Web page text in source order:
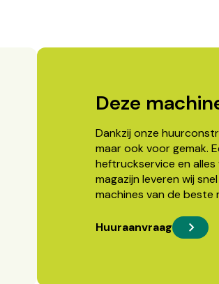
Deze
Dankzij onze
maar ook voor gemak.
heftruckservice en
magazijn leveren wij
machines van de beste
Huuraanvraag